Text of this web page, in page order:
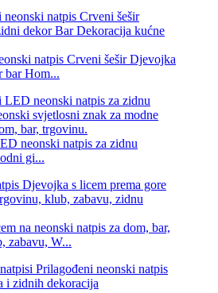
natpis Crveni šešir Djevojka
bar Hom...
neonski natpis za zidnu
gi...
na neonski natpis za dom, bar,
zabavu, W...